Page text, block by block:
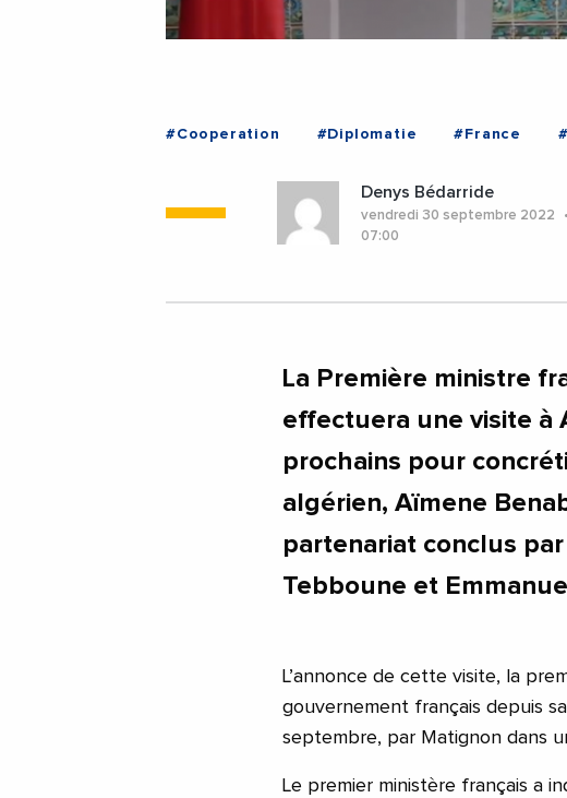
#Cooperation #Diplomatie #France
Denys Bédarride
vendredi 30 septembre 2022
07:00
La Première ministre
effectuera une visite à
prochains pour
algérien, Aïmene
partenariat conclus
Tebboune et
L’annonce de cette visite, la
gouvernement français depuis
septembre, par Matignon dans
Le premier ministère français a